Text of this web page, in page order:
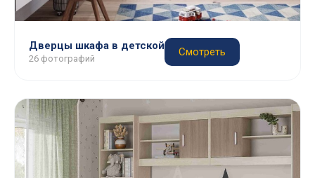
Дверцы шкафа в детской
26 фотографий
Смотреть